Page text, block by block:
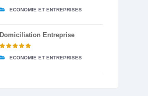
ECONOMIE ET ENTREPRISES
Domiciliation Entreprise
ECONOMIE ET ENTREPRISES